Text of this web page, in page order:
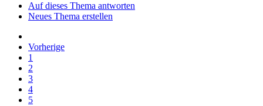
Auf dieses Thema antworten
Neues Thema erstellen
Vorherige
1
2
3
4
5